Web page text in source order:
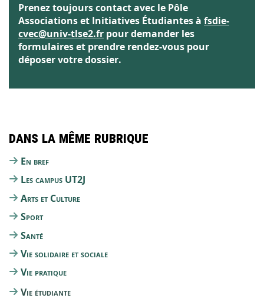
Prenez toujours contact avec le Pôle
Associations et Initiatives Étudiantes à fsdie-
cvec@univ-tlse2.fr pour demander les
formulaires et prendre rendez-vous pour
déposer votre dossier.
Dans la même rubrique
En bref
Les campus UT2J
Arts et Culture
Sport
Santé
Vie solidaire et sociale
Vie pratique
Vie étudiante